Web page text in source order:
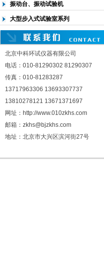
振动台、振动试验机
大型步入式试验室系列
北京中科环试仪器有限公司
电话：010-81290302 81290307
传真：010-81283287
13717963306 13693307737
13810278121 13671371697
网址：http://www.010zkhs.com
邮箱：zkhs@bjzkhs.com
地址：北京市大兴区滨河街27号